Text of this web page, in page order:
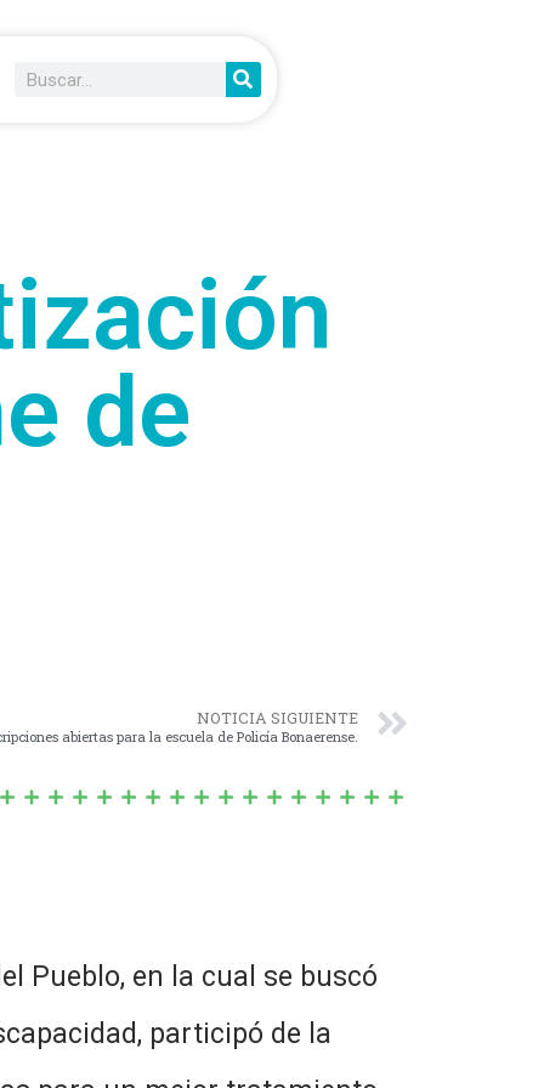
de
NOTICIA SIGUIENTE
abiertas para la escuela de Policía Bonaerense.
Pueblo, en la cual se buscó
participó de la